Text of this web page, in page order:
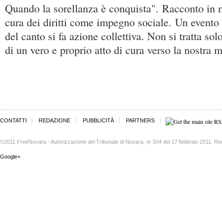
Quando la sorellanza è conquista". Racconto in
cura dei diritti come impegno sociale. Un
del canto si fa azione collettiva. Non si tratta
di un vero e proprio atto di cura verso la nostra
CONTATTI REDAZIONE PUBBLICITÀ PARTNERS
©2011 FreeNovara - Autorizzazione del Tribunale di Novara, nr 504 del 17 febbraio 2011.
Google+